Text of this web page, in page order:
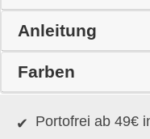
Anleitung
Farben
Portofrei ab 49€